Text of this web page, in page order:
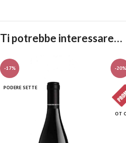
Ti potrebbe interessare…
-17%
PODERE SETTE
-20%
OT